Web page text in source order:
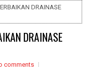
DRAINASE
DRAINASE
comments